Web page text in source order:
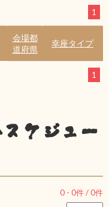
1
会場都
道府県
幸座タイプ
1
ケジュー
0 - 0件 /0件